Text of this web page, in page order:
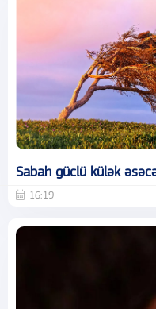
Sabah güclü külək
16:19